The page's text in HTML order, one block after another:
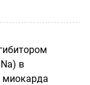
в
миокарда